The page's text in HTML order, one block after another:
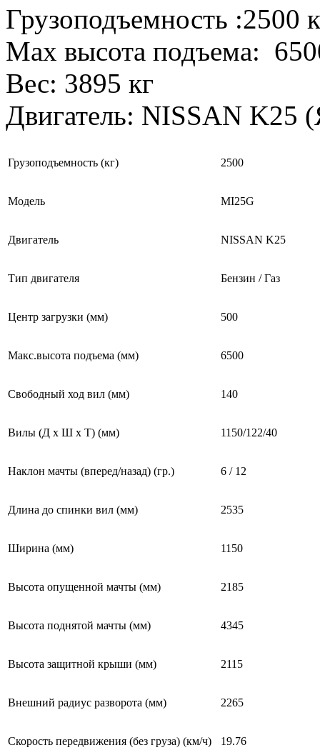
Грузоподъемность :2500
Max высота подъема:
Вес: 3895 кг
Двигатель: NISSAN K25
Грузоподъемность (кг) 2500
Модель MI25G
Двигатель NISSAN K25
Тип двигателя Бензин / Газ
Центр загрузки (мм) 500
Макc.высота подъема (мм) 6500
Свободный ход вил (мм) 140
Вилы (Д х Ш х Т) (мм) 1150/122/40
Наклон мачты (вперед/назад) (гр.) 6 / 12
Длина до спинки вил (мм) 2535
Ширина (мм) 1150
Высота опущенной мачты (мм) 2185
Высота поднятой мачты (мм) 4345
Высота защитной крыши (мм) 2115
Внешний радиус разворота (мм) 2265
Скорость передвижения (без груза) (км/ч) 19.76